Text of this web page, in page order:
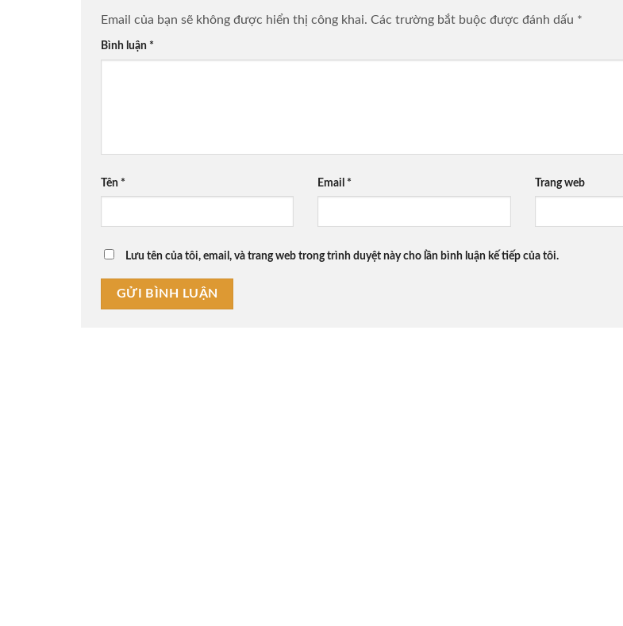
Email của bạn sẽ không được hiển thị công khai. Các trường bắt buộc được đánh dấu *
Bình luận *
Tên * Email * Trang web
Lưu tên của tôi, email, và trang web trong trình duyệt này cho lần bình luận kế tiếp của tôi.